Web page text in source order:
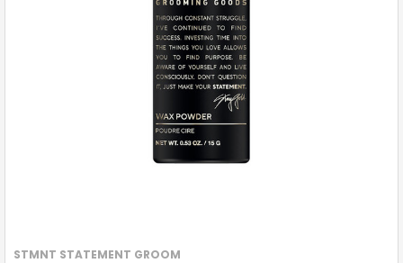
STMNT STATEMENT GROOM